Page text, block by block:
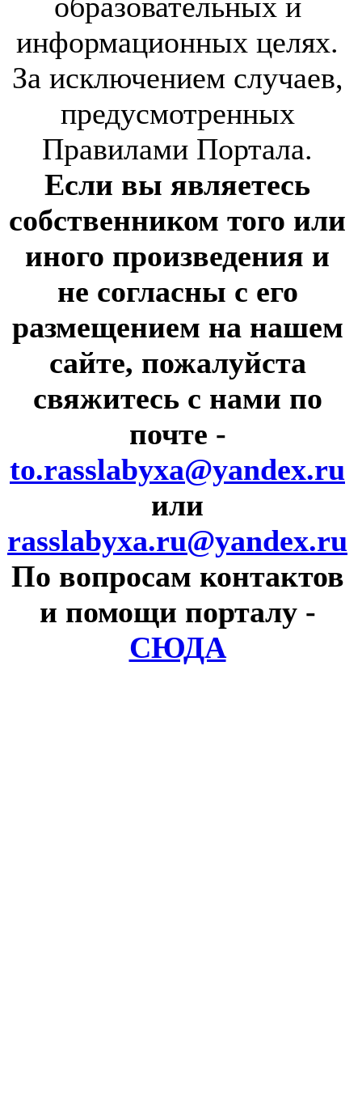
информационных целях.
За исключением случаев,
предусмотренных
Правилами Портала.
Если вы являетесь
собственником того или
иного произведения и
не согласны с его
размещением на нашем
сайте, пожалуйста
свяжитесь с нами по
почте -
to.rasslabyxa@yandex.ru
или
rasslabyxa.ru@yandex.ru
По вопросам контактов
и помощи порталу -
СЮДА